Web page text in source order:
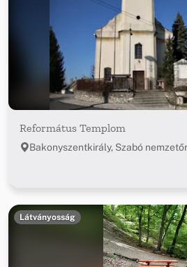
Református Templom
Bakonyszentkirály, Szabó
Látványosság